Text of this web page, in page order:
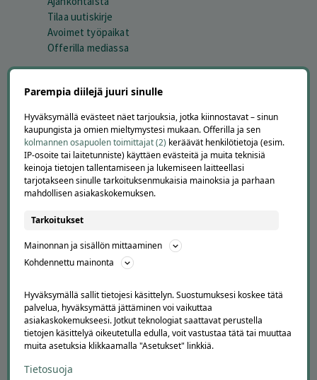
Tilaa uutiskirje
Avoimet työpaikat
Offerilla mediassa
Markkinoi Offerillassa
Vaikuttajayhteistyö
Partneriportaali
LATAA APPI
SESONGISSA
Suosituimmat tarjoukset
Kesätekemistä
Parempia diilejä juuri sinulle
Hyväksymällä evästeet näet tarjouksia, jotka kiinnostavat – sinun
kaupungista ja omien mieltymystesi mukaan. Offerilla ja sen
kolmannen osapuolen toimittajat (2) keräävät henkilötietoja (esim.
IP-osoite tai laitetunniste) käyttäen evästeitä ja muita teknisiä
keinoja tietojen tallentamiseen ja lukemiseen laitteellasi
tarjotakseen sinulle tarkoituksenmukaisia mainoksia ja parhaan
mahdollisen asiakaskokemuksen.
Tarkoitukset
Mainonnan ja sisällön mittaaminen
Kohdennettu mainonta
Hyväksymällä sallit tietojesi käsittelyn. Suostumuksesi koskee tätä
palvelua, hyväksymättä jättäminen voi vaikuttaa
asiakaskokemukseesi. Jotkut teknologiat saattavat perustella
tietojen käsittelyä oikeutetulla edulla, voit vastustaa tätä tai muuttaa
muita asetuksia klikkaamalla "Asetukset" linkkiä.
Tietosuoja